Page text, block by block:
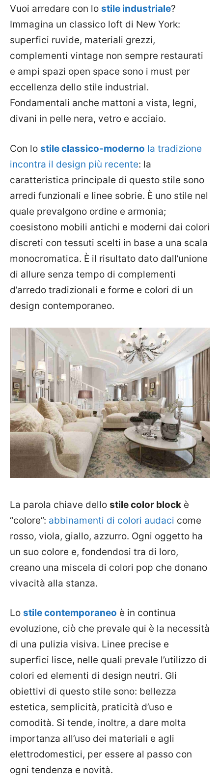
Vuoi arredare con lo stile industriale?
Immagina un classico loft di New York:
superfici ruvide, materiali grezzi,
complementi vintage non sempre restaurati
e ampi spazi open space sono i must per
eccellenza dello stile industrial.
Fondamentali anche mattoni a vista, legni,
divani in pelle nera, vetro e acciaio.
Con lo stile classico-moderno la tradizione
incontra il design più recente: la
caratteristica principale di questo stile sono
arredi funzionali e linee sobrie. È uno stile nel
quale prevalgono ordine e armonia;
coesistono mobili antichi e moderni dai colori
discreti con tessuti scelti in base a una scala
monocromatica. È il risultato dato dall’unione
di allure senza tempo di complementi
d’arredo tradizionali e forme e colori di un
design contemporaneo.
La parola chiave dello stile color block è
“colore”: abbinamenti di colori audaci come
rosso, viola, giallo, azzurro. Ogni oggetto ha
un suo colore e, fondendosi tra di loro,
creano una miscela di colori pop che donano
vivacità alla stanza.
Lo stile contemporaneo è in continua
evoluzione, ciò che prevale qui è la necessità
di una pulizia visiva. Linee precise e
superfici lisce, nelle quali prevale l’utilizzo di
colori ed elementi di design neutri. Gli
obiettivi di questo stile sono: bellezza
estetica, semplicità, praticità d’uso e
comodità. Si tende, inoltre, a dare molta
importanza all’uso dei materiali e agli
elettrodomestici, per essere al passo con
ogni tendenza e novità.